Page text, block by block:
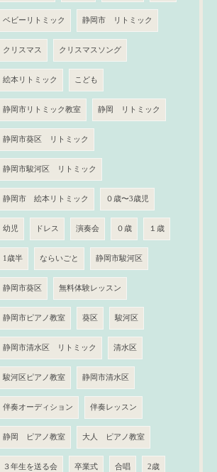
ベビーリトミック 静岡市 リトミック
クリスマス クリスマスソング
絵本リトミック こども
静岡市リトミック教室 静岡 リトミック
静岡市葵区 リトミック
静岡市駿河区 リトミック
静岡市 絵本リトミック ０歳〜3歳児
幼児 ドレス 演奏会 ０歳 １歳
1歳半 ならいごと 静岡市駿河区
静岡市葵区 無料体験レッスン
静岡市ピアノ教室 葵区 駿河区
静岡市清水区 リトミック 清水区
駿河区ピアノ教室 静岡市清水区
伴奏オーディション 伴奏レッスン
静岡 ピアノ教室 大人 ピアノ教室
３年生を送る会 卒業式 合唱 2歳